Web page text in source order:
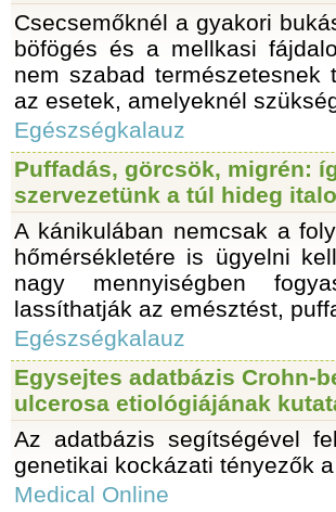
Csecsemőknél a gyakori
böfögés és a mellkasi
nem szabad
az esetek, amelyeknél
Egészségkalauz
Puffadás, görcsök, migrén:
szervezetünk a túl hideg
A kánikulában nemcsak a
hőmérsékletére is ügyelni
nagy mennyiségben
lassíthatják az emésztést,
Egészségkalauz
Egysejtes adatbázis Crohn-
ulcerosa etiológiájának
Az adatbázis segítségével
genetikai kockázati tényezők
Medical Online